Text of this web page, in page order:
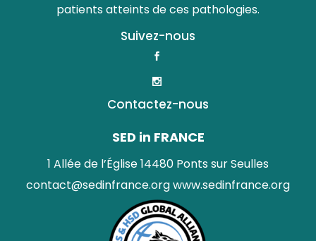
patients atteints de ces pathologies.
Suivez-nous
Contactez-nous
SED in FRANCE
1 Allée de l’Église 14480 Ponts sur Seulles
contact@sedinfrance.orgwww.sedinfrance.org